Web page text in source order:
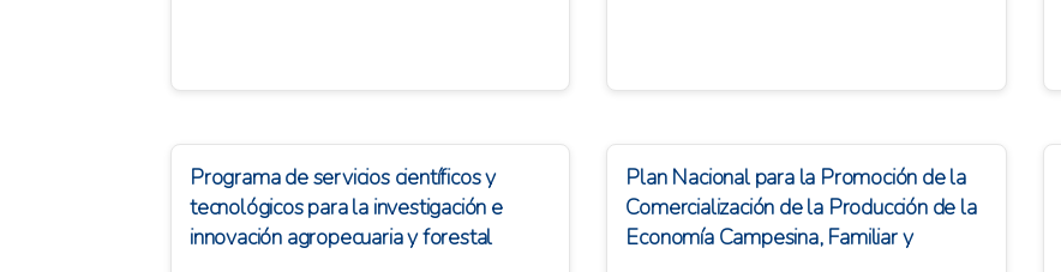
Programa de servicios científicos y
tecnológicos para la investigación e
innovación agropecuaria y forestal
Plan Nacional para la Promoción de la
Comercialización de la Producción de la
Economía Campesina, Familiar y